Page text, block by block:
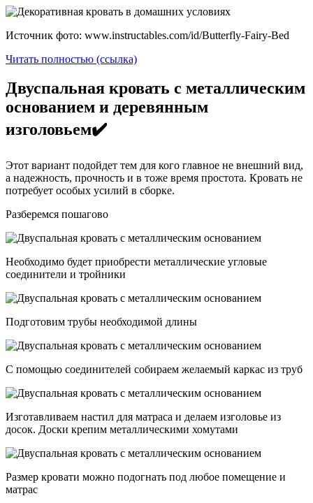
Источник фото: www.instructables.com/id/Butterfly-Fairy-Bed
Читать полностью (ссылка)
Двуспальная кровать с металлическим
основанием и деревянным
изголовьем✔️
Этот вариант подойдет тем для кого главное не внешний вид,
а надежность, прочность и в тоже время простота. Кровать не
потребует особых усилий в сборке.
Разберемся пошагово
Необходимо будет приобрести металлические угловые
соединители и тройники
Подготовим трубы необходимой длины
С помощью соединителей собираем желаемый каркас из труб
Изготавливаем настил для матраса и делаем изголовье из
досок. Доски крепим металлическими хомутами
Размер кровати можно подогнать под любое помещение и
матрас